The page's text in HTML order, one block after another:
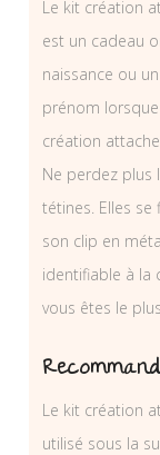
Le kit création
est un cadeau
naissance ou
prénom
création
Ne perdez plus
tétines. Elles
son clip en
identifiable à la
vous êtes le
Le kit création
utilisé sous la